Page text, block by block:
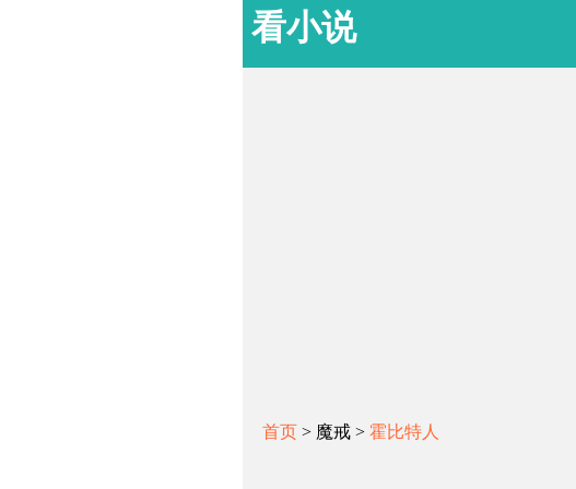
看小说
首页 > 魔戒 > 霍比特人